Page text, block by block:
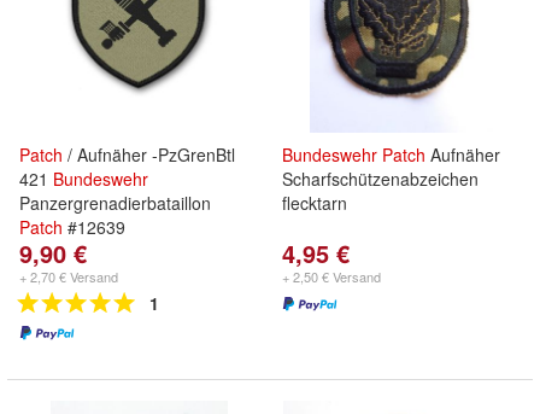
Patch / Aufnäher -PzGrenBtl
421 Bundeswehr
Panzergrenadierbataillon
Patch #12639
9,90 €
+ 2,70 € Versand
1
Bundeswehr Patch Aufnäher
Scharfschützenabzeichen
flecktarn
4,95 €
+ 2,50 € Versand